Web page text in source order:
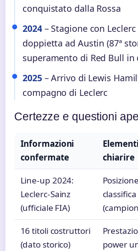
conquistato dalla Rossa
2024– Stagione con Leclerc
doppietta ad Austin (87ª
superamento di Red Bull in
2025– Arrivo di Lewis
compagno di Leclerc
Certezze e questioni
Informazioni
confermate
chiarire
Line-up 2024:
Leclerc-Sainz
(ufficiale FIA)
16 titoli costruttori
(dato storico)
power